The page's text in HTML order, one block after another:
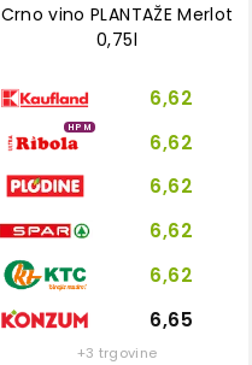
Crno vino PLANTAŽE Merlot
0,75l
6,62
HPM
6,62
6,62
6,62
6,62
6,65
+3 trgovine